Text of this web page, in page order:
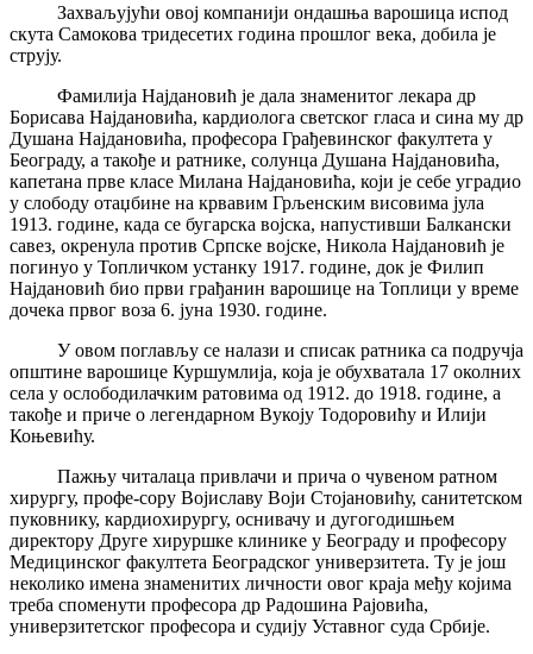
Захваљујући овој компанији ондашња варошица испод
скута Самокова тридесетих година прошлог века, добила је
струју.
Фамилија Најдановић је дала знаменитог лекара др
Борисава Најдановића, кардиолога светског гласа и сина му др
Душана Најдановића, професора Грађевинског факултета у
Београду, а такође и ратнике, солунца Душана Најдановића,
капетана прве класе Милана Најдановића, који је себе уградио
у слободу отаџбине на крвавим Грљенским висовима јула
1913. године, када се бугарска војска, напустивши Балкански
савез, окренула против Српске војске, Никола Најдановић је
погинуо у Топличком устанку 1917. године, док је Филип
Најдановић био први грађанин варошице на Топлици у време
дочека првог воза 6. јуна 1930. године.
У овом поглављу се налази и списак ратника са подручја
општине варошице Куршумлија, која је обухватала 17 околних
села у ослободилачким ратовима од 1912. до 1918. године, а
такође и приче о легендарном Вукоју Тодоровићу и Илији
Коњевићу.
Пажњу читалаца привлачи и прича о чувеном ратном
хирургу, профе-сору Војиславу Воји Стојановићу, санитетском
пуковнику, кардиохирургу, оснивачу и дугогодишњем
директору Друге хируршке клинике у Београду и професору
Медицинског факултета Београдског универзитета. Ту је још
неколико имена знаменитих личности овог краја међу којима
треба споменути професора др Радошина Рајовића,
универзитетског професора и судију Уставног суда Србије.